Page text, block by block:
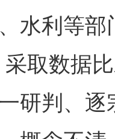
水利等
采取数据
研判、